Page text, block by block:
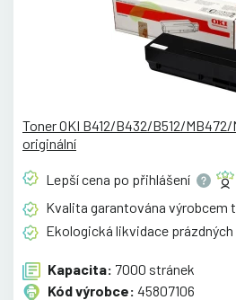
Toner OKI B412/B432/B512/
originální
Lepší cena po přihlášení
Kvalita garantována výrobcem
Ekologická likvidace
Kapacita: 7000 stránek
Kód výrobce: 45807106